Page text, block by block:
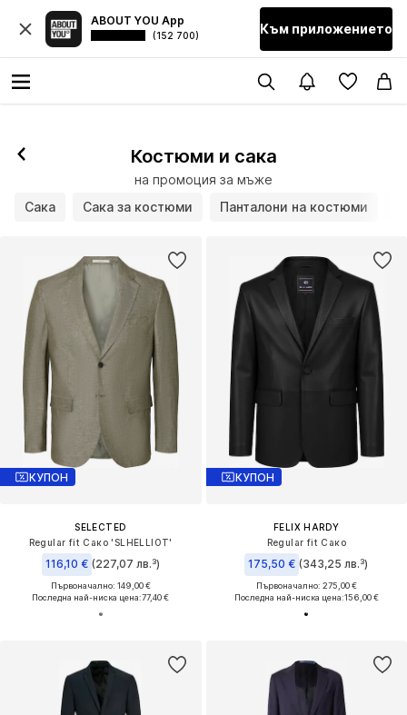
ABOUT YOU App
(152 700) Към приложението
Костюми и сака
на промоция за мъже
Сака
Сака за костюми Панталони на костюми
КУПОН
SELECTED
Regular fit Сако 'SLHELLIOT'
116,10 € (227,07 лв.³)
Първоначално: 149,00 €
Последна най-ниска цена:77,40 €
КУПОН
FELIX HARDY
Regular fit Сако
175,50 € (343,25 лв.³)
Първоначално: 275,00 €
Последна най-ниска цена:156,00 €